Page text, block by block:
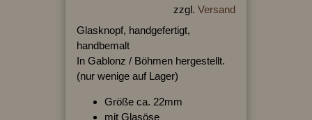
zzgl. Versand
Glasknopf, handgefertigt,
handbemalt
In Gablonz / Böhmen hergestellt.
(nur wenige auf Lager)
Größe ca. 22mm
mit Glasöse